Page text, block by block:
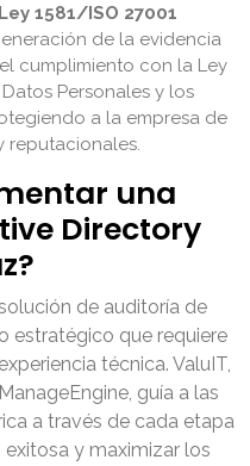
1581/ISO 27001
de la evidencia
cumplimiento con la Ley
Personales y los
a la empresa de
reputacionales.
una
Directory
de auditoría de
estratégico que requiere
técnica. ValuIT,
guía a las
a través de cada etapa
y maximizar los